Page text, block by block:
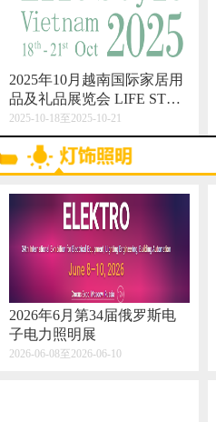
2025年10月越南国际家居用
品及礼品展览会 LIFE STYL
E VIETNAM 2025
2025-10-18至2025-10-21
2026年6月第34届俄罗斯电
子电力照明展
2026-06-08至2026-06-10